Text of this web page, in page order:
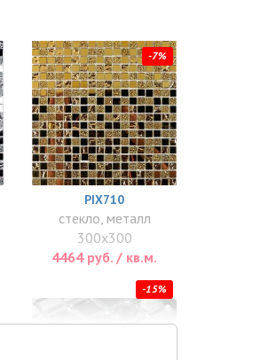
-7%
PIX710
стекло, металл
300x300
4464 руб. / кв.м.
-15%